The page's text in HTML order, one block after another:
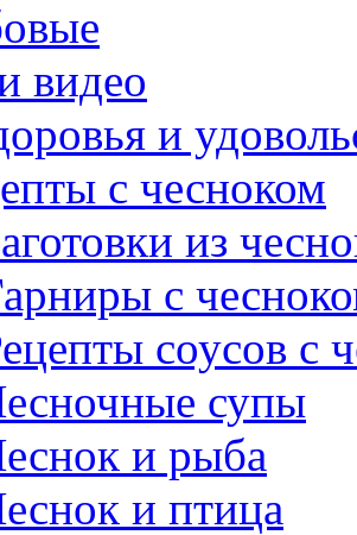
видео
и
с чесноком
из
с
соусов с
супы
и рыба
и птица